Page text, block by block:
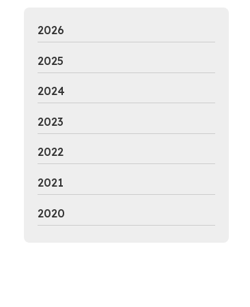
2026
2025
2024
2023
2022
2021
2020